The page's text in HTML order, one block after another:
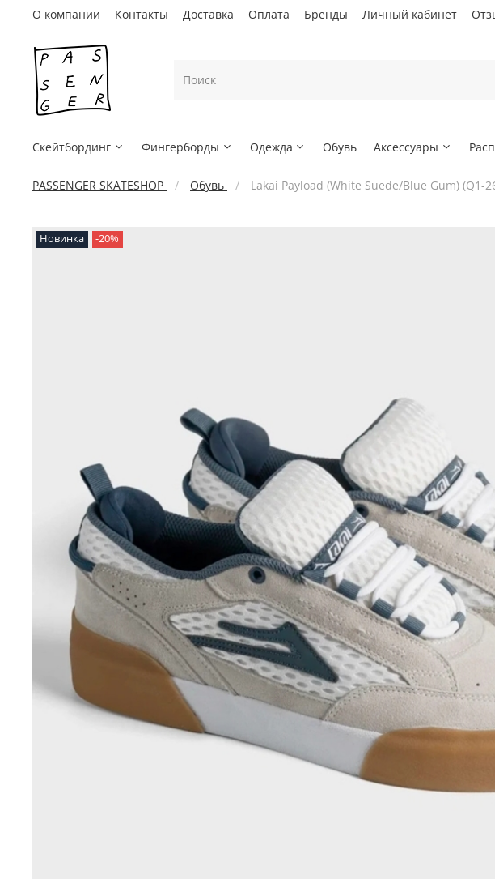
О компании Контакты Доставка Оплата Бренды Личный кабинет
Скейтбординг Фингерборды Одежда Обувь Аксессуары
PASSENGER SKATESHOP Обувь Lakai Payload (White Suede/Blue Gum) (Q1-
Новинка -20%